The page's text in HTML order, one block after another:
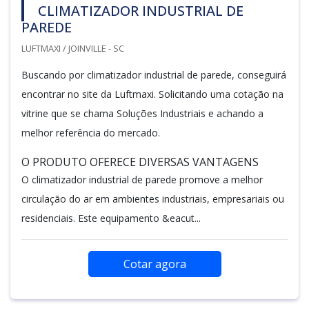
CLIMATIZADOR INDUSTRIAL DE
PAREDE
LUFTMAXI / JOINVILLE - SC
Buscando por climatizador industrial de parede, conseguirá
encontrar no site da Luftmaxi. Solicitando uma cotação na
vitrine que se chama Soluções Industriais e achando a
melhor referência do mercado.
O PRODUTO OFERECE DIVERSAS VANTAGENS
O climatizador industrial de parede promove a melhor
circulação do ar em ambientes industriais, empresariais ou
residenciais. Este equipamento &eacut...
Cotar agora